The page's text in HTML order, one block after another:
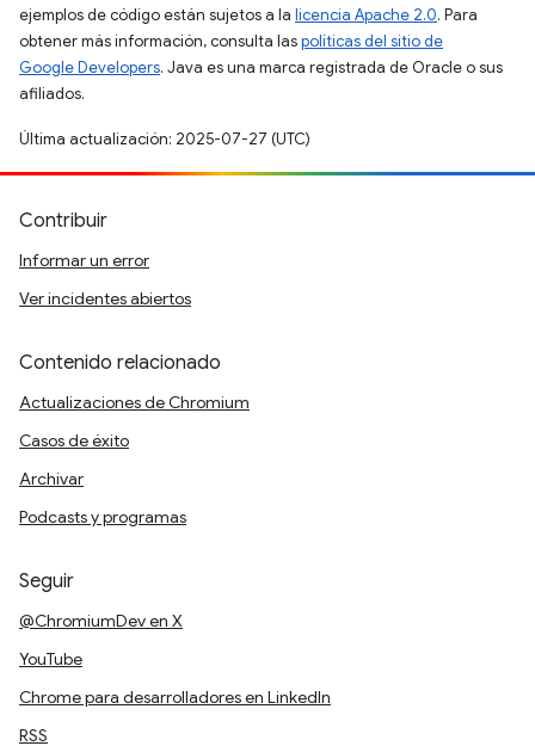
ejemplos de código están sujetos a la licencia Apache 2.0. Para
obtener más información, consulta laspolíticas del sitio de
Google Developers. Java es una marca registrada de Oracle o sus
afiliados.
Última actualización: 2025-07-27 (UTC)
Contribuir
Informar un error
Ver incidentes abiertos
Contenido relacionado
Actualizaciones de Chromium
Casos de éxito
Archivar
Podcasts y programas
Seguir
@ChromiumDev en X
YouTube
Chrome para desarrolladores en LinkedIn
RSS